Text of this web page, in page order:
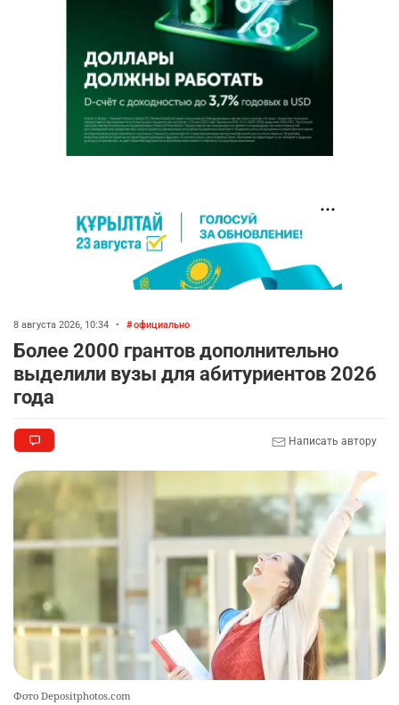
8 августа 2026, 10:34 • официально
Более 2000 грантов дополнительно
выделили вузы для абитуриентов 2026
года
Написать автору
Фото Depositphotos.com